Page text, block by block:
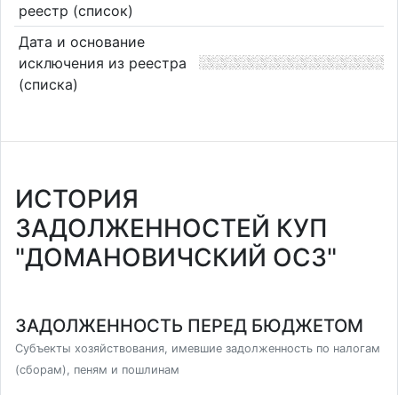
реестр (список)
Дата и основание
исключения из реестра
(списка)
ИСТОРИЯ
ЗАДОЛЖЕННОСТЕЙ КУП
"ДОМАНОВИЧСКИЙ ОСЗ"
ЗАДОЛЖЕННОСТЬ ПЕРЕД БЮДЖЕТОМ
Субъекты хозяйствования, имевшие задолженность по налогам
(сборам), пеням и пошлинам